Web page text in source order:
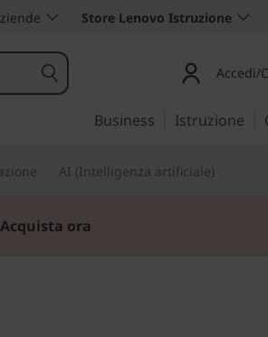
Store Lenovo Istruzione
Accedi/
Business Istruzione
AI (Intelligenza artificiale)
Acquista ora